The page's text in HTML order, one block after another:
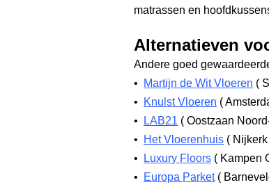
matrassen en
Alternatieven
Andere goed
•
Martijn de Wit Vloeren (
•
Knulst Vloeren (
•
LAB21 ( Oostzaan
•
Het Vloerenhuis (
•
Luxury Floors ( Kampen
•
Europa Parket (